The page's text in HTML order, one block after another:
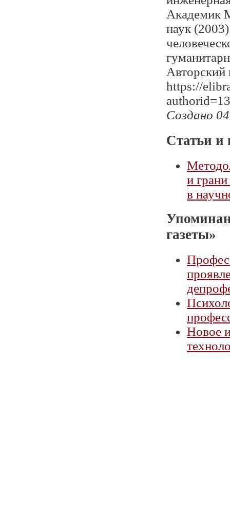
Академик
наук
https://
Создано
Статьи и
и
в
газеты»
Новое